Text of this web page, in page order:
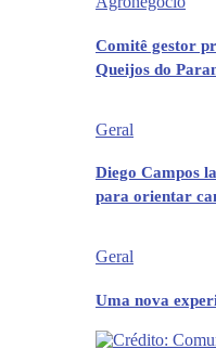
Comitê gestor
Queijos do
Geral
Diego Campos
para orientar
Geral
Uma nova